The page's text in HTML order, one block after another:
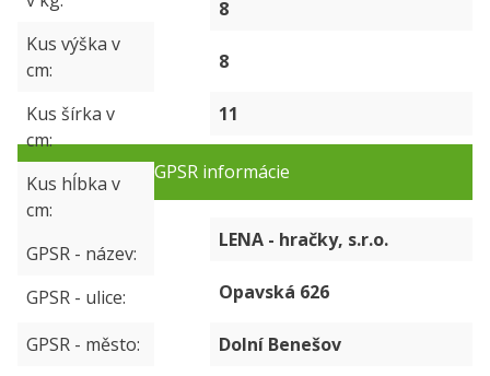
Kus výška v
cm
8
Kus šírka v
cm
8
Kus hĺbka v
cm
11
GPSR informácie
GPSR - název
LENA - hračky, s.r.o.
GPSR - ulice Opavská 626
GPSR - město Dolní Benešov